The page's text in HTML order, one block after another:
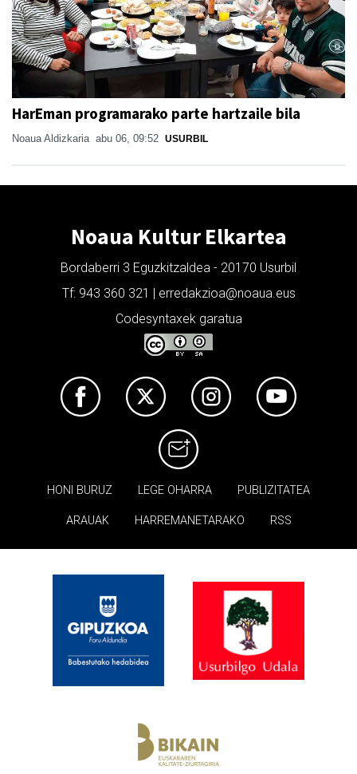
HarEman programarako parte hartzaile bila
Noaua Aldizkaria abu 06, 09:52 USURBIL
Noaua Kultur Elkartea
Bordaberri 3 Eguzkitzaldea - 20170 Usurbil
Tf: 943 360 321 | erredakzioa@noaua.eus
Codesyntaxek garatua
HONI BURUZ LEGE OHARRA PUBLIZITATEA
ARAUAK HARREMANETARAKO RSS